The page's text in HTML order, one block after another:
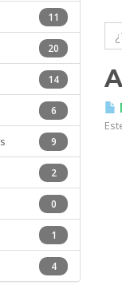
11
20
14
6
9
2
0
1
4